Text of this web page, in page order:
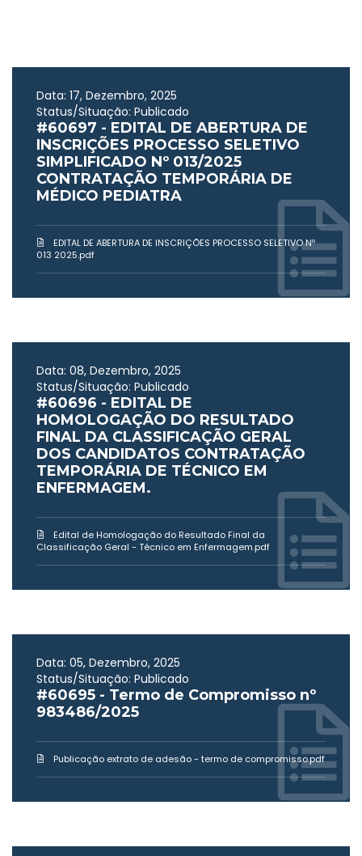
Data: 17, Dezembro, 2025
Status/Situação: Publicado
#60697 - EDITAL DE ABERTURA DE
INSCRIÇÕES PROCESSO SELETIVO
SIMPLIFICADO Nº 013/2025
CONTRATAÇÃO TEMPORÁRIA DE
MÉDICO PEDIATRA
EDITAL DE ABERTURA DE INSCRIÇÕES PROCESSO SELETIVO Nº
013 2025.pdf
Data: 08, Dezembro, 2025
Status/Situação: Publicado
#60696 - EDITAL DE
HOMOLOGAÇÃO DO RESULTADO
FINAL DA CLASSIFICAÇÃO GERAL
DOS CANDIDATOS CONTRATAÇÃO
TEMPORÁRIA DE TÉCNICO EM
ENFERMAGEM.
Edital de Homologação do Resultado Final da
Classificação Geral - Técnico em Enfermagem.pdf
Data: 05, Dezembro, 2025
Status/Situação: Publicado
#60695 - Termo de Compromisso nº
983486/2025
Publicação extrato de adesão - termo de compromisso.pdf